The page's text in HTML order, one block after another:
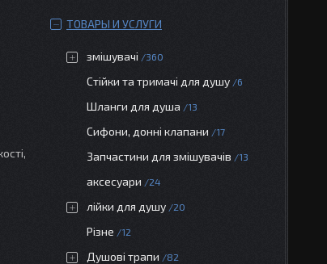
ТОВАРЫ И УСЛУГИ
змішувачі 360
Стійки та тримачі для душу 6
Шланги для душа 13
Сифони, донні клапани 17
Запчастини для змішувачів 13
аксесуари 24
лійки для душу 20
Різне 12
Душові трапи 82